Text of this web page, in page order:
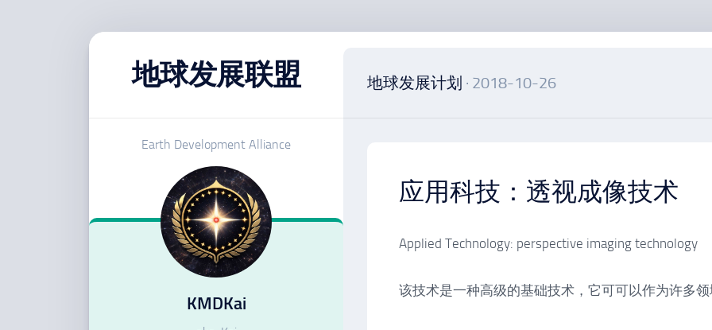
地球发展联盟
Earth Development Alliance
KMDKai
地球发展计划 · 2018-10-26
应用科技：透视成像技术
Applied Technology: perspective imaging technology
该技术是一种高级的基础技术，它可可以作为许多